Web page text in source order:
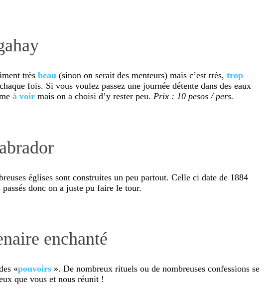
très beau (sinon on serait des menteurs) mais c’est très, trop
fois. Si vous voulez passez une journée détente dans des eaux
à voir mais on a choisi d’y rester peu. Prix : 10 pesos / pers.
églises sont construites un peu partout. Celle ci date de 1884
donc on a juste pu faire le tour.
enchanté
«pouvoirs ». De nombreux rituels ou de nombreuses confessions se
que vous et nous réunit !